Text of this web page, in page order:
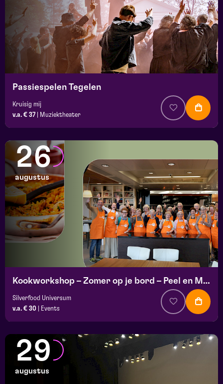
Passiespelen Tegelen
Kruisig mij
v.a. € 37
Muziektheater
26
augustus
Kookworkshop – Zomer op je bord – Peel en Maas
Silverfood Universum
v.a. € 30
Events
29
augustus